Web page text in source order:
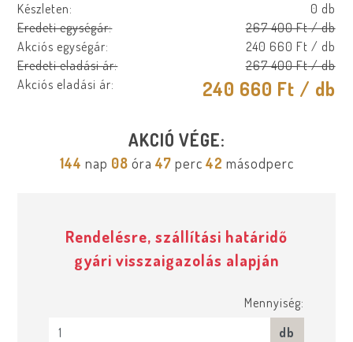
Készleten:
0 db
Eredeti egységár:
267 400 Ft/ db
Akciós egységár:
240 660 Ft / db
Eredeti eladási ár:
267 400 Ft/ db
Akciós eladási ár:
240 660 Ft / db
AKCIÓ VÉGE:
144 nap 08 óra 47 perc 41 másodperc
Rendelésre, szállítási határidő
gyári visszaigazolás alapján
Mennyiség:
db